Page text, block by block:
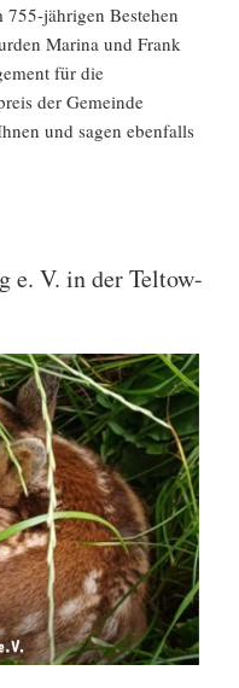
755-jährigen Bestehen
Marina und Frank
für die
der Gemeinde
und sagen ebenfalls
e. V. in der Teltow-